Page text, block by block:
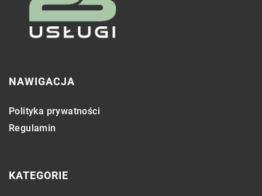
NAWIGACJA
Polityka prywatności
Regulamin
KATEGORIE